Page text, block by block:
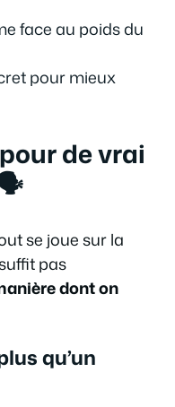
face au poids du
pour mieux
de vrai
🗣️
se joue sur la
pas
dont on
qu’un